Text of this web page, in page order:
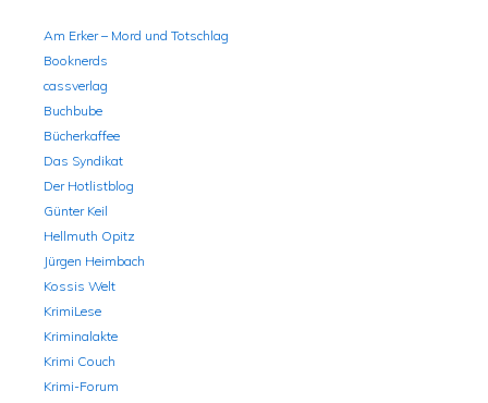
Am Erker – Mord und Totschlag
Booknerds
cassverlag
Buchbube
Bücherkaffee
Das Syndikat
Der Hotlistblog
Günter Keil
Hellmuth Opitz
Jürgen Heimbach
Kossis Welt
KrimiLese
Kriminalakte
Krimi Couch
Krimi-Forum